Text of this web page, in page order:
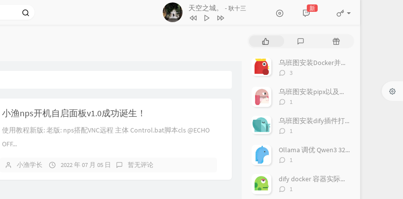
天空之城。 - 耿十三
Y-0 椰林 / 李烨航
谢春花
房东的猫
房东的猫
冯毅
新
小渔nps开机自启面板v1.0成功诞生！
使用教程新版: 老版: nps搭配VNC远程 主体 Control.bat脚本cls @ECHO
OFF...
小渔学长 2022 年 07 月 05 日 暂无评论
章
评
随
文乌班图安装Docker并免sudo运行
评
数：
3
乌班图安装pipx以及配置魔塔终端工具
评
数：
1
乌班图安装dify插件打包环境
评
数：
1
Ollama 调优 Qwen3 32B_q8 模型最大化显存利用记录
评
数：
1
dify docker 容器实际记录
评1